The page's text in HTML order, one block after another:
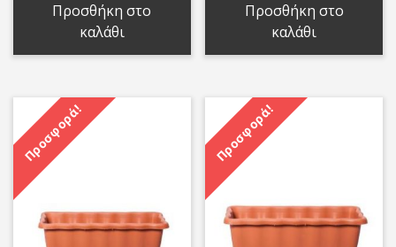
7,00 €.είναι:
Προσθήκη στο
καλάθι
13,00 €.είναι:
Προσθήκη στο
καλάθι
Προσφορά! Προσφορά!